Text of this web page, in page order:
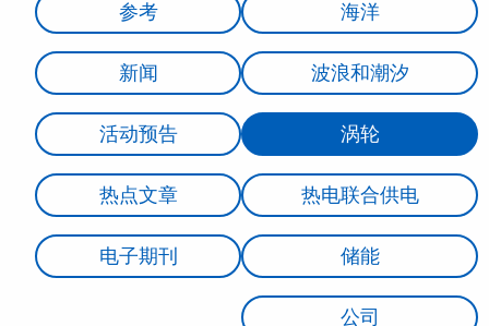
参考
新闻
活动预告
热点文章
电子期刊
海洋
波浪和潮汐
涡轮
热电联合供电
储能
公司